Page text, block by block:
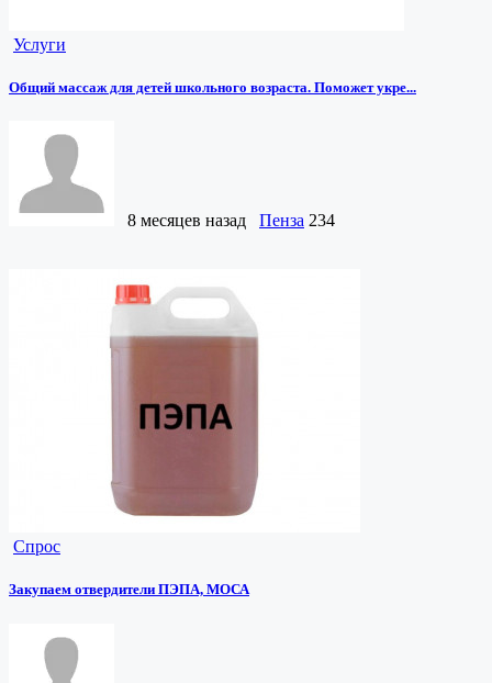
Услуги
Общий массаж для детей школьного возраста. Поможет укре...
8 месяцев назад Пенза 234
Спрос
Закупаем отвердители ПЭПА, МОСА